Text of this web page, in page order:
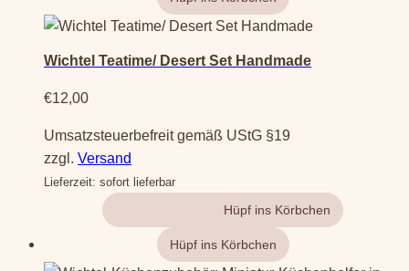
werden
Wichtel Teatime/ Desert Set Handmade
€12,00
Umsatzsteuerbefreit gemäß UStG §19
zzgl. Versand
Lieferzeit: sofort lieferbar